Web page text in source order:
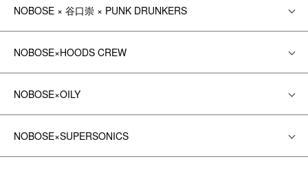
NOBOSE × 谷口崇 × PUNK DRUNKERS
NOBOSE×HOODS CREW
NOBOSE×OILY
NOBOSE×SUPERSONICS